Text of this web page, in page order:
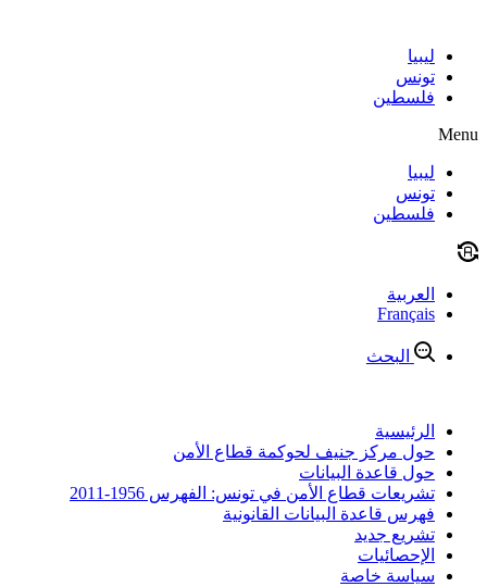
contentليبيا
تونس
فلسطين
Menu
ليبيا
تونس
فلسطين
العربية
Français
البحث
الرئيسية
حول مركز جنيف لحوكمة قطاع الأمن
حول قاعدة البيانات
تشريعات قطاع الأمن في تونس: الفهرس 1956-2011
فهرس قاعدة البيانات القانونية
تشريع جديد
الإحصائيات
سياسة خاصة